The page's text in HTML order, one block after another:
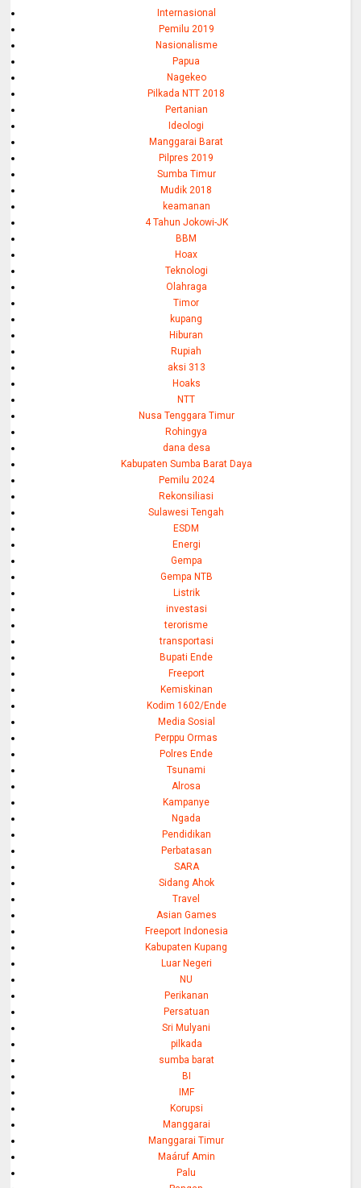
Internasional
Pemilu 2019
Nasionalisme
Papua
Nagekeo
Pilkada NTT 2018
Pertanian
Ideologi
Manggarai Barat
Pilpres 2019
Sumba Timur
Mudik 2018
keamanan
4 Tahun Jokowi-JK
BBM
Hoax
Teknologi
Olahraga
Timor
kupang
Hiburan
Rupiah
aksi 313
Hoaks
NTT
Nusa Tenggara Timur
Rohingya
dana desa
Kabupaten Sumba Barat Daya
Pemilu 2024
Rekonsiliasi
Sulawesi Tengah
ESDM
Energi
Gempa
Gempa NTB
Listrik
investasi
terorisme
transportasi
Bupati Ende
Freeport
Kemiskinan
Kodim 1602/Ende
Media Sosial
Perppu Ormas
Polres Ende
Tsunami
Alrosa
Kampanye
Ngada
Pendidikan
Perbatasan
SARA
Sidang Ahok
Travel
Asian Games
Freeport Indonesia
Kabupaten Kupang
Luar Negeri
NU
Perikanan
Persatuan
Sri Mulyani
pilkada
sumba barat
BI
IMF
Korupsi
Manggarai
Manggarai Timur
Maáruf Amin
Palu